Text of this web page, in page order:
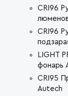
CRI96
CRI96
LIGHT
фонарь
CRI95
Autech